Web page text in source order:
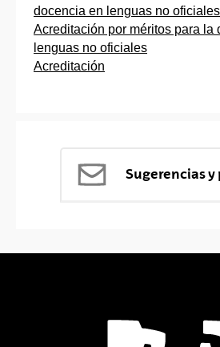
docencia en lenguas no oficiales
Acreditación por méritos para la
lenguas no oficiales
Acreditación
(Abre una nueva
Sugerencias